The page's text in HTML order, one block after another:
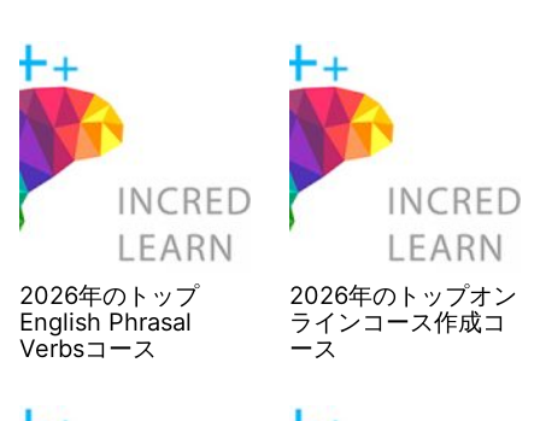
2026年のトップ
English Phrasal
Verbsコース
2026年のトップオン
ラインコース作成コ
ース